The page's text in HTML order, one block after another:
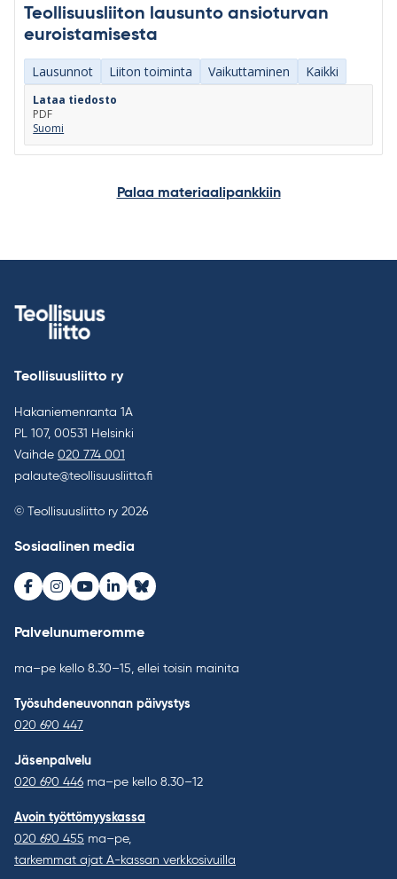
Teollisuusliiton lausunto ansioturvan
euroistamisesta
Lausunnot Liiton toiminta Vaikuttaminen Kaikki
Lataa tiedosto
PDF
Suomi
Palaa materiaalipankkiin
Teollisuusliitto ry
Hakaniemenranta 1A
PL 107, 00531 Helsinki
Vaihde 020 774 001
palaute@teollisuusliitto.fi
© Teollisuusliitto ry 2026
Sosiaalinen media
Facebook
Instagram
Youtube
LinkedInBluesky
Palvelunumeromme
ma–pe kello 8.30–15, ellei toisin mainita
Työsuhdeneuvonnan päivystys
020 690 447
Jäsenpalvelu
020 690 446 ma–pe kello 8.30–12
Avoin työttömyyskassa
020 690 455 ma–pe,
tarkemmat ajat A-kassan verkkosivuilla